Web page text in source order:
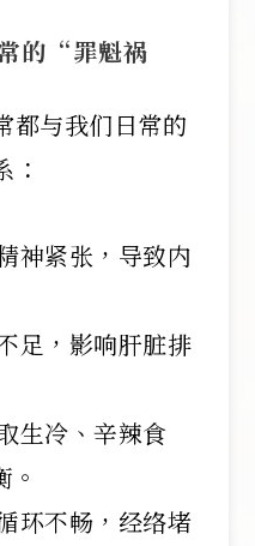
的“罪魁祸
都与我们日常的
：
神紧张，导致内
足，影响肝脏排
生冷、辛辣食
环不畅，经络堵